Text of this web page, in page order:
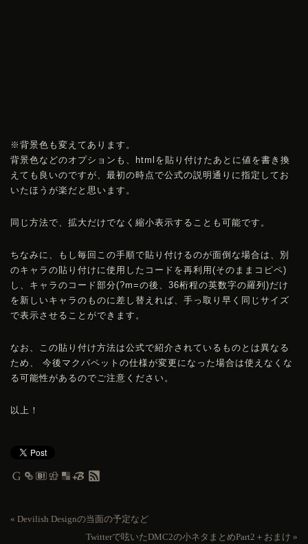
※背景色も変えてあります。
背景色などのオプションも、htmlを貼り付けたあとに値を書き換
えても良いのですが、最初の時点で公式の説明通りに指定してお
いたほうが楽だと思います。
同じ方法で、拡大だけでなく縮小表示することも可能です。
ちなみに、もし毎回この手順で貼り付けるのが面倒な場合は、別
のキャラの貼り付けに使用したコードを再利用(そのままコピペ)
し、キャラのコード部分(?m=の後、36桁程の英数字の羅列)だけ
を新しいキャラのものに差し替えれば、手っ取り早く同じサイズ
で表示させることができます。
なお、この貼り付け方法は公式で紹介されているものとは異なる
ため、 今後マクパペットの仕様が変更になった場合は使えなくな
る可能性があるのでご注意ください。
以上！
«Devilish Designの当面の予定など
Twitterで呟いたDMC2の小ネタまとめPart2＋おまけ »